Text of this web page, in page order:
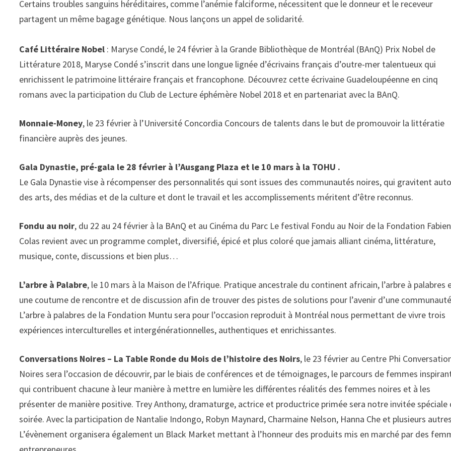
Certains troubles sanguins héréditaires, comme l’anémie falciforme, nécessitent que le donneur et le receveur
partagent un même bagage génétique. Nous lançons un appel de solidarité.
Café Littéraire Nobel : Maryse Condé, le 24 février à la Grande Bibliothèque de Montréal (BAnQ) Prix Nobel de
Littérature 2018, Maryse Condé s’inscrit dans une longue lignée d’écrivains français d’outre-mer talentueux qui
enrichissent le patrimoine littéraire français et francophone. Découvrez cette écrivaine Guadeloupéenne en cinq
romans avec la participation du Club de Lecture éphémère Nobel 2018 et en partenariat avec la BAnQ.
Monnaie-Money, le 23 février à l’Université Concordia Concours de talents dans le but de promouvoir la littératie
financière auprès des jeunes.
Gala Dynastie, pré-gala le 28 février à l’Ausgang Plaza et le 10 mars à la TOHU .
Le Gala Dynastie vise à récompenser des personnalités qui sont issues des communautés noires, qui gravitent
des arts, des médias et de la culture et dont le travail et les accomplissements méritent d’être reconnus.
Fondu au noir, du 22 au 24 février à la BAnQ et au Cinéma du Parc Le festival Fondu au Noir de la Fondation
Colas revient avec un programme complet, diversifié, épicé et plus coloré que jamais alliant cinéma, littérature,
musique, conte, discussions et bien plus…
L’arbre à Palabre, le 10 mars à la Maison de l’Afrique. Pratique ancestrale du continent africain, l’arbre à palabres
une coutume de rencontre et de discussion afin de trouver des pistes de solutions pour l’avenir d’une
L’arbre à palabres de la Fondation Muntu sera pour l’occasion reproduit à Montréal nous permettant de vivre trois
expériences interculturelles et intergénérationnelles, authentiques et enrichissantes.
Conversations Noires – La Table Ronde du Mois de l’histoire des Noirs, le 23 février au Centre Phi
Noires sera l’occasion de découvrir, par le biais de conférences et de témoignages, le parcours de femmes
qui contribuent chacune à leur manière à mettre en lumière les différentes réalités des femmes noires et à les
présenter de manière positive. Trey Anthony, dramaturge, actrice et productrice primée sera notre invitée spéciale
soirée. Avec la participation de Nantalie Indongo, Robyn Maynard, Charmaine Nelson, Hanna Che et plusieurs
L’évènement organisera également un Black Market mettant à l’honneur des produits mis en marché par des